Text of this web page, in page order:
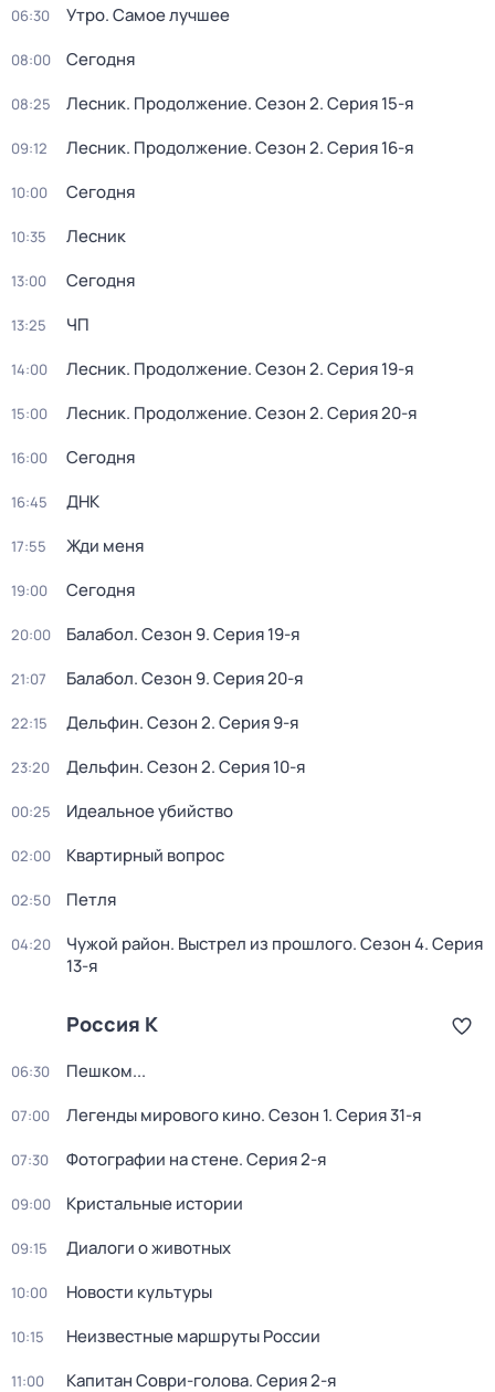
06:30 Утро. Самое лучшее
08:00 Сегодня
08:25 Лесник. Продолжение. Сезон 2. Серия 15-я
09:12 Лесник. Продолжение. Сезон 2. Серия 16-я
10:00 Сегодня
10:35 Лесник
13:00 Сегодня
13:25 ЧП
14:00 Лесник. Продолжение. Сезон 2. Серия 19-я
15:00 Лесник. Продолжение. Сезон 2. Серия 20-я
16:00 Сегодня
16:45 ДНК
17:55 Жди меня
19:00 Сегодня
20:00 Балабол. Сезон 9. Серия 19-я
21:07 Балабол. Сезон 9. Серия 20-я
22:15 Дельфин. Сезон 2. Серия 9-я
23:20 Дельфин. Сезон 2. Серия 10-я
00:25 Идеальное убийство
02:00 Квартирный вопрос
02:50 Петля
04:20 Чужой район. Выстрел из прошлого. Сезон 4. Серия
13-я
Россия К
06:30 Пешком...
07:00 Легенды мирового кино. Сезон 1. Серия 31-я
07:30 Фотографии на стене. Серия 2-я
09:00 Кристальные истории
09:15 Диалоги о животных
10:00 Новости культуры
10:15 Неизвестные маршруты России
11:00 Капитан Соври-голова. Серия 2-я